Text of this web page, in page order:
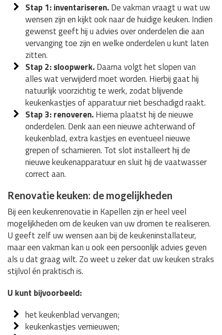
Stap 1: inventariseren.De vakman vraagt u wat uw
wensen zijn en kijkt ook naar de huidige keuken. Indien
gewenst geeft hij u advies over onderdelen die aan
vervanging toe zijn en welke onderdelen u kunt laten
zitten.
Stap 2: sloopwerk.Daarna volgt het slopen van
alles wat verwijderd moet worden. Hierbij gaat hij
natuurlijk voorzichtig te werk, zodat blijvende
keukenkastjes of apparatuur niet beschadigd raakt.
Stap 3: renoveren.Hierna plaatst hij de nieuwe
onderdelen. Denk aan een nieuwe achterwand of
keukenblad, extra kastjes en eventueel nieuwe
grepen of scharnieren. Tot slot installeert hij de
nieuwe keukenapparatuur en sluit hij de vaatwasser
correct aan.
Renovatie keuken: de mogelijkheden
Bij een keukenrenovatie in Kapellen zijn er heel veel
mogelijkheden om de keuken van uw dromen te realiseren.
U geeft zelf uw wensen aan bij de keukeninstallateur,
maar een vakman kan u ook een persoonlijk advies geven
als u dat graag wilt. Zo weet u zeker dat uw keuken straks
stijlvol én praktisch is.
U kunt bijvoorbeeld:
het keukenblad vervangen;
keukenkastjes vernieuwen;